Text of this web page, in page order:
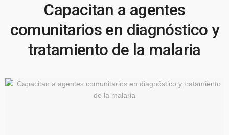
Capacitan a agentes
comunitarios en diagnóstico y
tratamiento de la malaria